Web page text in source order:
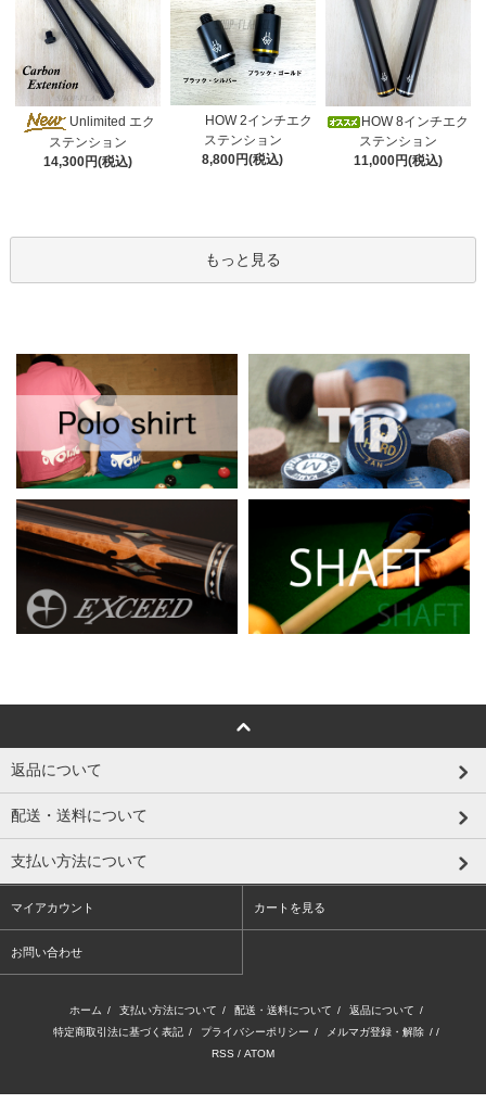
Unlimited エク
ステンション
14,300円(税込)
HOW 2インチエク
ステンション
8,800円(税込)
HOW 8インチエク
ステンション
11,000円(税込)
もっと見る
返品について
配送・送料について
支払い方法について
マイアカウント カートを見る
お問い合わせ
ホーム / 支払い方法について / 配送・送料について / 返品について /
特定商取引法に基づく表記 / プライバシーポリシー / メルマガ登録・解除 / /
RSS / ATOM